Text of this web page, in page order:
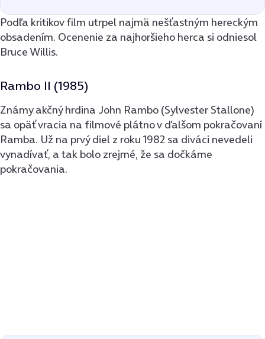
Podľa kritikov film utrpel najmä nešťastným hereckým
obsadením. Ocenenie za najhoršieho herca si odniesol
Bruce Willis.
Rambo II (1985)
Známy akčný hrdina John Rambo (Sylvester Stallone)
sa opäť vracia na filmové plátno v ďalšom pokračovaní
Ramba. Už na prvý diel z roku 1982 sa diváci nevedeli
vynadívať, a tak bolo zrejmé, že sa dočkáme
pokračovania.